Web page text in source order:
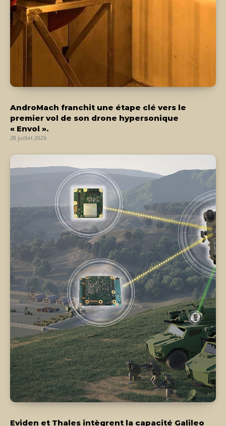
AndroMach franchit une étape clé vers le
premier vol de son drone hypersonique
« Envol ».
28 juillet 2026
Eviden et Thales intègrent la capacité Galileo